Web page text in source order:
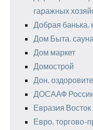
гаражных
Добрая банька,
Дом Быта, сауна
Дом маркет
Домострой
Дон,
ДОСААФ
Евразия Восток
Евро, торгово-